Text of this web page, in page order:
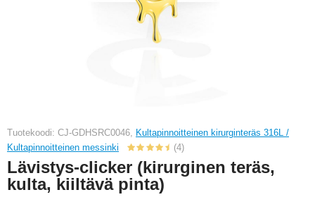
Tuotekoodi: CJ-GDHSRC0046, Kultapinnoitteinen kirurginteräs 316L /
Kultapinnoitteinen messinki
(4)
Lävistys-clicker (kirurginen teräs,
kulta, kiiltävä pinta)